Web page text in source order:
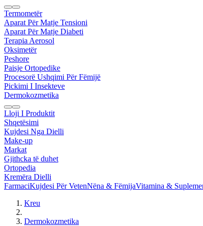
Termometër
Aparat Për Matje Tensioni
Aparat Për Matje Diabeti
Terapia Aerosol
Oksimetër
Peshore
Paisje Ortopedike
Procesorë Ushqimi Për Fëmijë
Pickimi I Insekteve
Dermokozmetika
Lloji I Produktit
Shqetësimi
Kujdesi Nga Dielli
Make-up
Markat
Gjithcka të duhet
Ortopedia
Kremëra Dielli
FarmaciKujdesi Për VetenNëna & FëmijaVitamina &
Kreu
Dermokozmetika